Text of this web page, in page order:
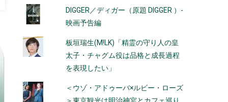
DIGGER／ディガー（原題 DIGGER ）-
映画予告編
板垣瑞生(M!LK)「精霊の守り人の皇
太子・チャグム役は品格と成長過程
を表現したい」
＜ウゾ・アドゥーバ×ルビー・ローズ